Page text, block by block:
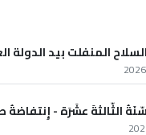
المنفلت بيد الدولة
الثّالثةَ عشَرَة -